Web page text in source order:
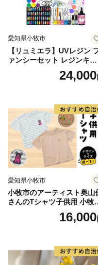
でお送りします。
・ワンストップ特例申
ご返送ください。
[送付先]〒785-0036 高
・マイナンバーカード
ジよりお手続きが可能で
https://mypg.jp/auth/
※アカウントの登録が
【ワンストップ受付書】
・ワンストップ特例申
した段階で、ご登録い
完了メールを送信します
・国（総務省）からの
り、新居浜市内在住の
愛知県小牧市
【リュミエラ】UVレジン
ァンシーセット レジンキッ
ト ハンドメイド レジンクラ
フト アクセサリーキット
24,000
愛知県小牧市
小牧市のアーティスト奥山
さんのTシャツ子供用 小牧
16,000